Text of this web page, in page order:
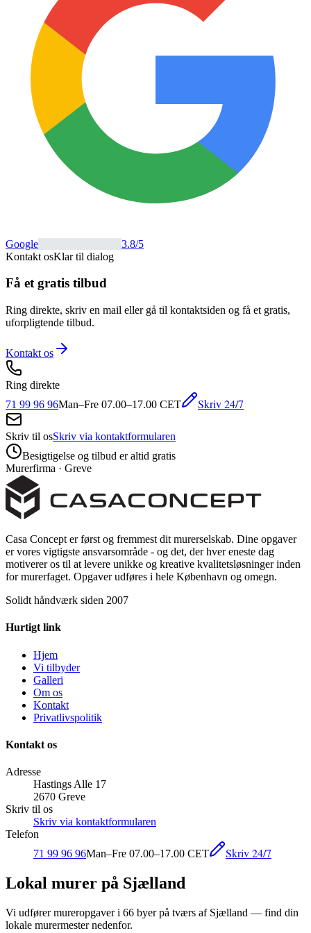
Google 3.8/5
Kontakt osKlar til dialog
Få et gratis tilbud
Ring direkte, skriv en mail eller gå til kontaktsiden og få et gratis,
uforpligtende tilbud.
Kontakt os
Ring direkte
71 99 96 96Man–Fre 07.00–17.00 CET Skriv 24/7
Skriv til osSkriv via kontaktformularen
Besigtigelse og tilbud er altid gratis
Murerfirma · Greve
Casa Concept er først og fremmest dit murerselskab. Dine opgaver
er vores vigtigste ansvarsområde - og det, der hver eneste dag
motiverer os til at levere unikke og kreative kvalitetsløsninger inden
for murerfaget. Opgaver udføres i hele København og omegn.
Solidt håndværk siden 2007
Hurtigt link
Hjem
Vi tilbyder
Galleri
Om os
Kontakt
Privatlivspolitik
Kontakt os
Adresse
Hastings Alle 17
2670 Greve
Skriv til os
Skriv via kontaktformularen
Telefon
71 99 96 96Man–Fre 07.00–17.00 CET Skriv 24/7
Lokal murer på Sjælland
Vi udfører mureropgaver i 66 byer på tværs af Sjælland — find din
lokale murermester nedenfor.